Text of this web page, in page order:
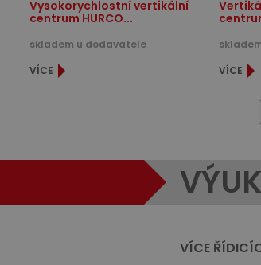
Vysokorychlostní vertikální
centrum HURCO...
skladem u dodavatele
VÍCE
VÍCE
VÍCE